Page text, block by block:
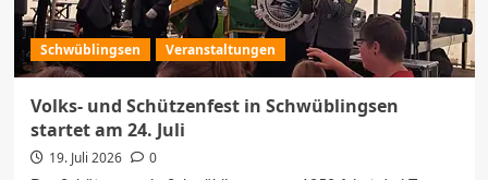
dem
Kreuzkrug
zusammen
Schwüblingsen Veranstaltungen
Volks- und Schützenfest in Schwüblingsen
startet am 24. Juli
19. Juli 2026 0